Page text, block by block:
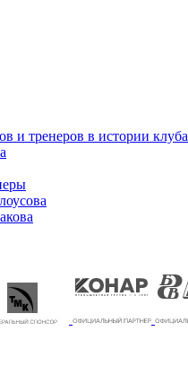
и тренеров в истории клуба